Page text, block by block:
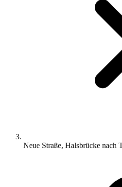
Neue Straße, Halsbrücke nach